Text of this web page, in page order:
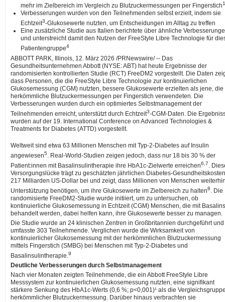
mehr im Zielbereich im Vergleich zu Blutzuckermessungen per Fingerstich
Verbesserungen wurden von den Teilnehmenden selbst erzielt, indem sie
Echtzeit3-Glukosewerte nutzten, um Entscheidungen im Alltag zu treffen
Eine zusätzliche Studie aus Italien berichtete über ähnliche
und unterstreicht damit den Nutzen der FreeStyle Libre Technologie für
Patientengruppe4
ABBOTT PARK, Illinois 12. März 2026 /PRNewswire/ -- Das
Gesundheitsunternehmen Abbott (NYSE: ABT) hat heute Ergebnisse der
randomisierten kontrollierten Studie (RCT) FreeDM2 vorgestellt. Die Daten
dass Personen, die die FreeStyle Libre Technologie zur kontinuierlichen
Glukosemessung (CGM) nutzten, bessere Glukosewerte erzielten als jene, die
herkömmliche Blutzuckermessungen per Fingerstich verwendeten. Die
Verbesserungen wurden durch ein optimiertes Selbstmanagement der
Teilnehmenden erreicht, unterstützt durch Echtzeit3-CGM-Daten. Die
wurden auf der 19. International Conference on Advanced Technologies &
Treatments for Diabetes (ATTD) vorgestellt.
Weltweit sind etwa 63 Millionen Menschen mit Typ-2-Diabetes auf Insulin
angewiesen5
. Real-World-Studien zeigen jedoch, dass nur 18 bis 30 % der
Patient:innen mit Basalinsulintherapie ihre HbA1c-Zielwerte erreichen6,7.
Versorgungslücke trägt zu geschätzten jährlichen Diabetes-
217 Milliarden US-Dollar bei und zeigt, dass Millionen von Menschen
Unterstützung benötigen, um ihre Glukosewerte im Zielbereich zu halten8. Die
randomisierte FreeDM2-Studie wurde initiiert, um zu untersuchen, ob
kontinuierliche Glukosemessung in Echtzeit (CGM) Menschen, die mit
behandelt werden, dabei helfen kann, ihre Glukosewerte besser zu managen.
Die Studie wurde an 24 klinischen Zentren in Großbritannien durchgeführt und
umfasste 303 Teilnehmende. Verglichen wurde die Wirksamkeit von
kontinuierlicher Glukosemessung mit der herkömmlichen Blutzuckermessung
mittels Fingerstich (SMBG) bei Menschen mit Typ-2-Diabetes und
Basalinsulintherapie.9
Deutliche Verbesserungen durch Selbstmanagement
Nach vier Monaten zeigten Teilnehmende, die ein Abbott FreeStyle Libre
Messsystem zur kontinuierlichen Glukosemessung nutzten, eine signifikant
stärkere Senkung des HbA1c-Werts (0,6 %; p<0,001)¹ als die
herkömmlicher Blutzuckermessung. Darüber hinaus verbrachten sie